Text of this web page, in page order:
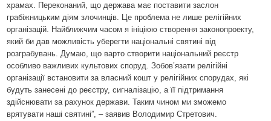
храмах. Переконаний, що держава має поставити заслон
грабіжницьким діям злочинців. Це проблема не лише релігійних
організацій. Найближчим часом я ініціюю створення законопроекту,
який би дав можливість уберегти національні святині від
розграбувань. Думаю, що варто створити національний реєстр
особливо важливих культових споруд. Зобов’язати релігійні
організації встановити за власний кошт у релігійних спорудах, які
будуть занесені до реєстру, сигналізацію, а її підтримання
здійснювати за рахунок держави. Таким чином ми зможемо
врятувати наші святині”, – заявив Володимир Стретович.